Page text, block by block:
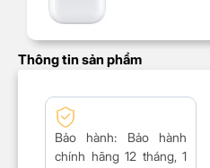
Thông tin sản phẩm
Bảo hành: Bảo hành
chính hãng 12 tháng, 1